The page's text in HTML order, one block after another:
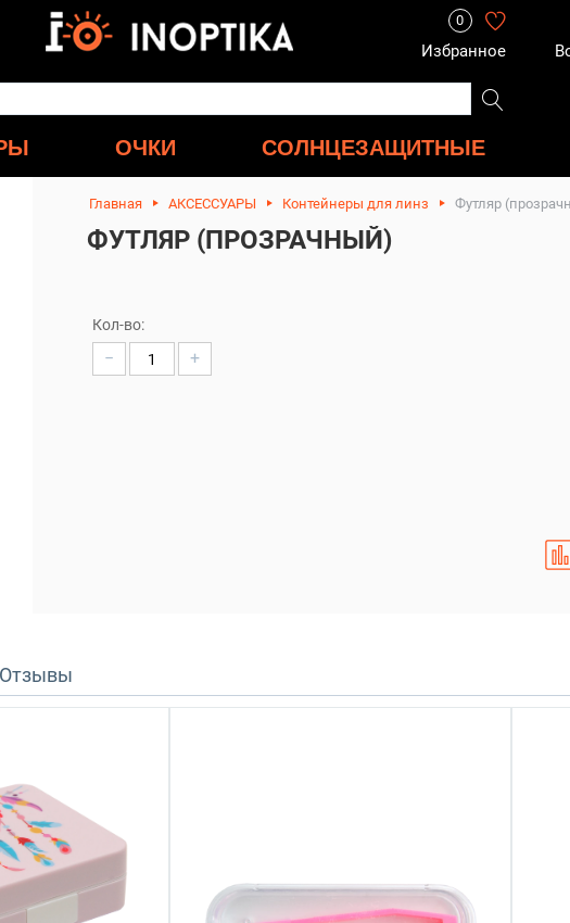
0
Избранное
ОЧКИ СОЛНЦЕЗАЩИТНЫЕ
Главная АКСЕССУАРЫ Контейнеры для линз Футляр
ФУТЛЯР (ПРОЗРАЧНЫЙ)
Кол-во:
− +
Отзывы